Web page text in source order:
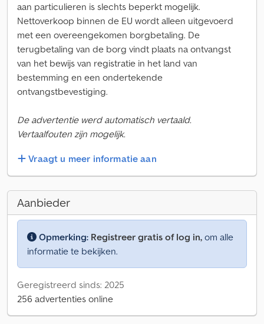
aan particulieren is slechts beperkt mogelijk.
Nettoverkoop binnen de EU wordt alleen uitgevoerd
met een overeengekomen borgbetaling. De
terugbetaling van de borg vindt plaats na ontvangst
van het bewijs van registratie in het land van
bestemming en een ondertekende
ontvangstbevestiging.
De advertentie werd automatisch vertaald.
Vertaalfouten zijn mogelijk.
Vraagt u meer informatie aan
Aanbieder
Opmerking: Registreer gratis of log in, om alle
informatie te bekijken.
Geregistreerd sinds: 2025
256 advertenties online